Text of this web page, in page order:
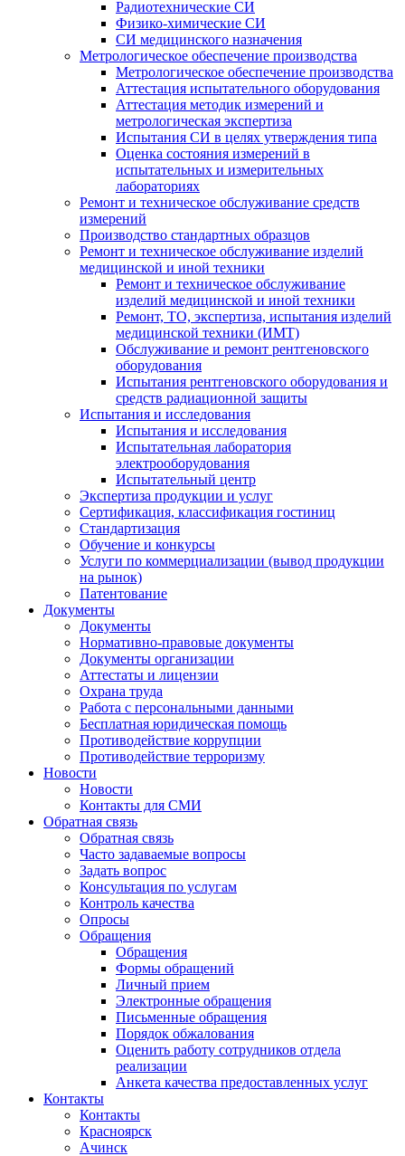
Радиотехнические СИ
Физико-химические СИ
СИ медицинского назначения
Метрологическое обеспечение производства
Метрологическое обеспечение производства
Аттестация испытательного оборудования
Аттестация методик измерений и
метрологическая экспертиза
Испытания СИ в целях утверждения типа
Оценка состояния измерений в
испытательных и измерительных
лабораториях
Ремонт и техническое обслуживание средств
измерений
Производство стандартных образцов
Ремонт и техническое обслуживание изделий
медицинской и иной техники
Ремонт и техническое обслуживание
изделий медицинской и иной техники
Ремонт, ТО, экспертиза, испытания изделий
медицинской техники (ИМТ)
Обслуживание и ремонт рентгеновского
оборудования
Испытания рентгеновского оборудования и
средств радиационной защиты
Испытания и исследования
Испытания и исследования
Испытательная лаборатория
электрооборудования
Испытательный центр
Экспертиза продукции и услуг
Сертификация, классификация гостиниц
Стандартизация
Обучение и конкурсы
Услуги по коммерциализации (вывод продукции
на рынок)
Патентование
Документы
Документы
Нормативно-правовые документы
Документы организации
Аттестаты и лицензии
Охрана труда
Работа с персональными данными
Бесплатная юридическая помощь
Противодействие коррупции
Противодействие терроризму
Новости
Новости
Контакты для СМИ
Обратная связь
Обратная связь
Часто задаваемые вопросы
Задать вопрос
Консультация по услугам
Контроль качества
Опросы
Обращения
Обращения
Формы обращений
Личный прием
Электронные обращения
Письменные обращения
Порядок обжалования
Оценить работу сотрудников отдела
реализации
Анкета качества предоставленных услуг
Контакты
Контакты
Красноярск
Ачинск